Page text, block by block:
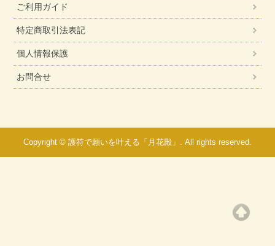
ご利用ガイド
特定商取引法表記
個人情報保護
お問合せ
Copyright © 護符で願いを叶える「月花殿」. All rights reserved.